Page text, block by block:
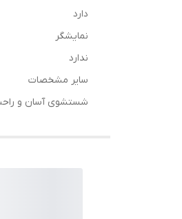
دارد
نمایشگر
ندارد
سایر مشخصات
شستشوی آسان و